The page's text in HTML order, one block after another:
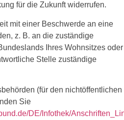
für die Zukunft widerrufen.
mit einer Beschwerde an eine
z. B. an die zuständige
Ihres Wohnsitzes oder
Stelle zuständige
(für den nichtöffentlichen
Sie
DE/Infothek/